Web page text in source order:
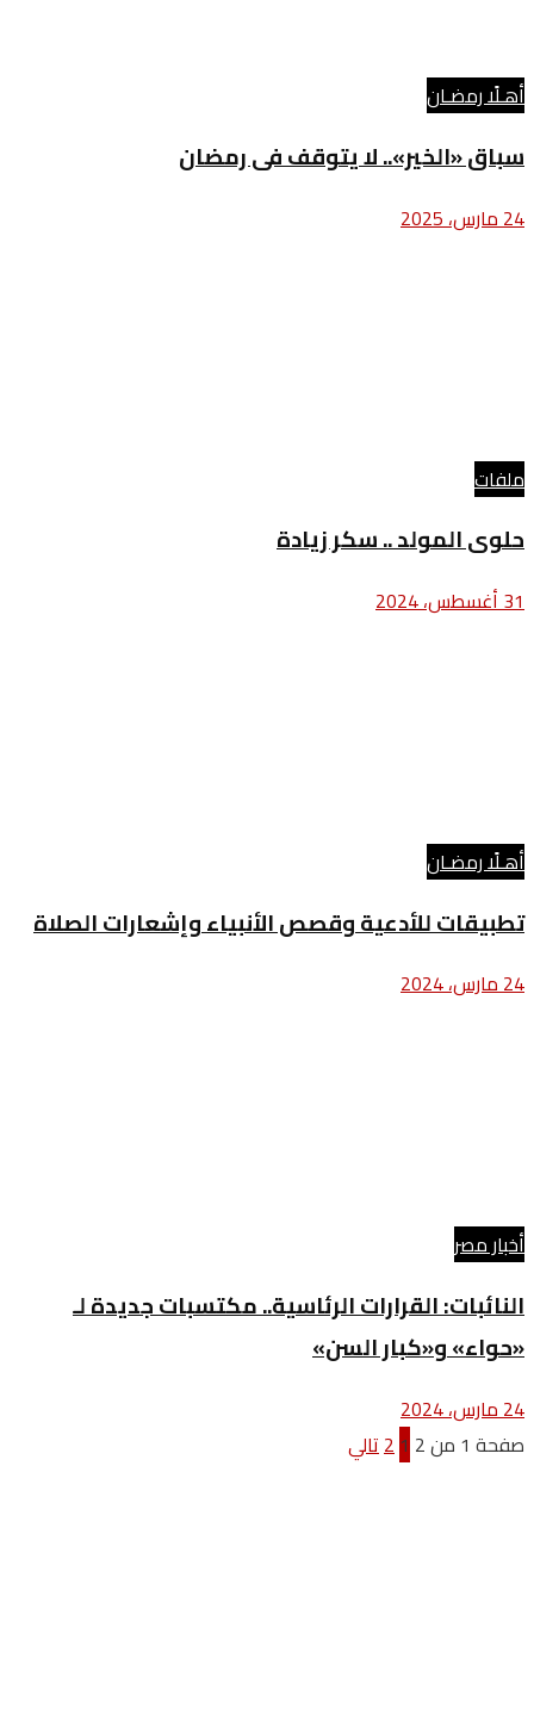
أهـلًا رمضـان
سباق «الخير».. لا يتوقف فى رمضان
24 مارس، 2025
ملفات
حلوى المولد .. سكر زيادة
31 أغسطس، 2024
أهـلًا رمضـان
تطبيقات للأدعية وقصص الأنبياء وإشعارات الصلاة
24 مارس، 2024
أخبار مصر
النائبات: القرارات الرئاسية.. مكتسبات جديدة لـ
«حواء» و«كبار السن»
24 مارس، 2024
صفحة 1 من 2
1
2تالي